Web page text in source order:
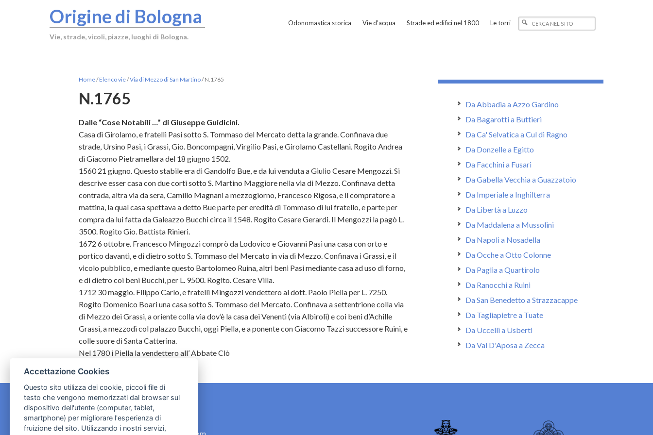
Origine di Bologna
Vie, strade, vicoli, piazze, luoghi di Bologna.
Odonomastica storica Vie d’acqua Strade ed edifici nel 1800 Le torri
Home/Elenco vie/Via di Mezzo di San Martino/N.1765
N.1765
Dalle “Cose Notabili …” di Giuseppe Guidicini.
Casa di Girolamo, e fratelli Pasi sotto S. Tommaso del Mercato detta la grande. Confinava due
strade, Ursino Pasi, i Grassi, Gio. Boncompagni, Virgilio Pasi, e Girolamo Castellani. Rogito Andrea
di Giacomo Pietramellara del 18 giugno 1502.
1560 21 giugno. Questo stabile era di Gandolfo Bue, e da lui venduta a Giulio Cesare Mengozzi. Si
descrive esser casa con due corti sotto S. Martino Maggiore nella via di Mezzo. Confinava detta
contrada, altra via da sera, Camillo Magnani a mezzogiorno, Francesco Rigosa, e il compratore a
mattina, la qual casa spettava a detto Bue parte per eredità di Tommaso di lui fratello, eparte per
compra da lui fatta da Galeazzo Bucchi circa il 1548. Rogito Cesare Gerardi. Il Mengozzi la pagò L.
3500. Rogito Gio. Battista Rinieri.
1672 6 ottobre. Francesco Mingozzi comprò da Lodovico e Giovanni Pasi una casa con orto e
portico davanti, e di dietro sotto S. Tommaso del Mercato in via di Mezzo. Confinava i Grassi, e il
vicolo pubblico, e mediante questo Bartolomeo Ruina, altri beni Pasi mediante casa ad uso di forno,
e di dietro coi beni Bucchi, per L. 9500. Rogito. Cesare Villa.
1712 30 maggio. Filippo Carlo, e fratelli Mingozzi vendettero al dott. Paolo Piella per L. 7250.
Rogito Domenico Boari una casa sotto S. Tommaso del Mercato. Confinava a settentrione colla via
di Mezzo dei Grassi, a oriente colla via dov’è la casa dei Venenti (via Albiroli) e coi beni d’Achille
Grassi, a mezzodì col palazzo Bucchi, oggi Piella, e a ponente con Giacomo Tazzi successore Ruini, e
colle suore di Santa Catterina.
Nel 1780 i Piella la vendettero all’ Abbate Clò
Da Abbadia a Azzo Gardino
Da Bagarotti a Buttieri
Da Ca' Selvatica a Cul di Ragno
Da Donzelle a Egitto
Da Facchini a Fusari
Da Gabella Vecchia a Guazzatoio
Da Imperiale a Inghilterra
Da Libertà a Luzzo
Da Maddalena a Mussolini
Da Napoli a Nosadella
Da Ocche a Otto Colonne
Da Paglia a Quartirolo
Da Ranocchi a Ruini
Da San Benedetto a Strazzacappe
Da Tagliapietre a Tuate
Da Uccelli a Usberti
Da Val D'Aposa a Zecca
CONTATTI
Accettazione Cookies
Questo sito utilizza dei cookie, piccoli file di
testo che vengono memorizzati dal browser sul
dispositivo dell'utente (computer, tablet,
smartphone) per migliorare l'esperienza di
fruizione del sito. Utilizzando i nostri servizi,